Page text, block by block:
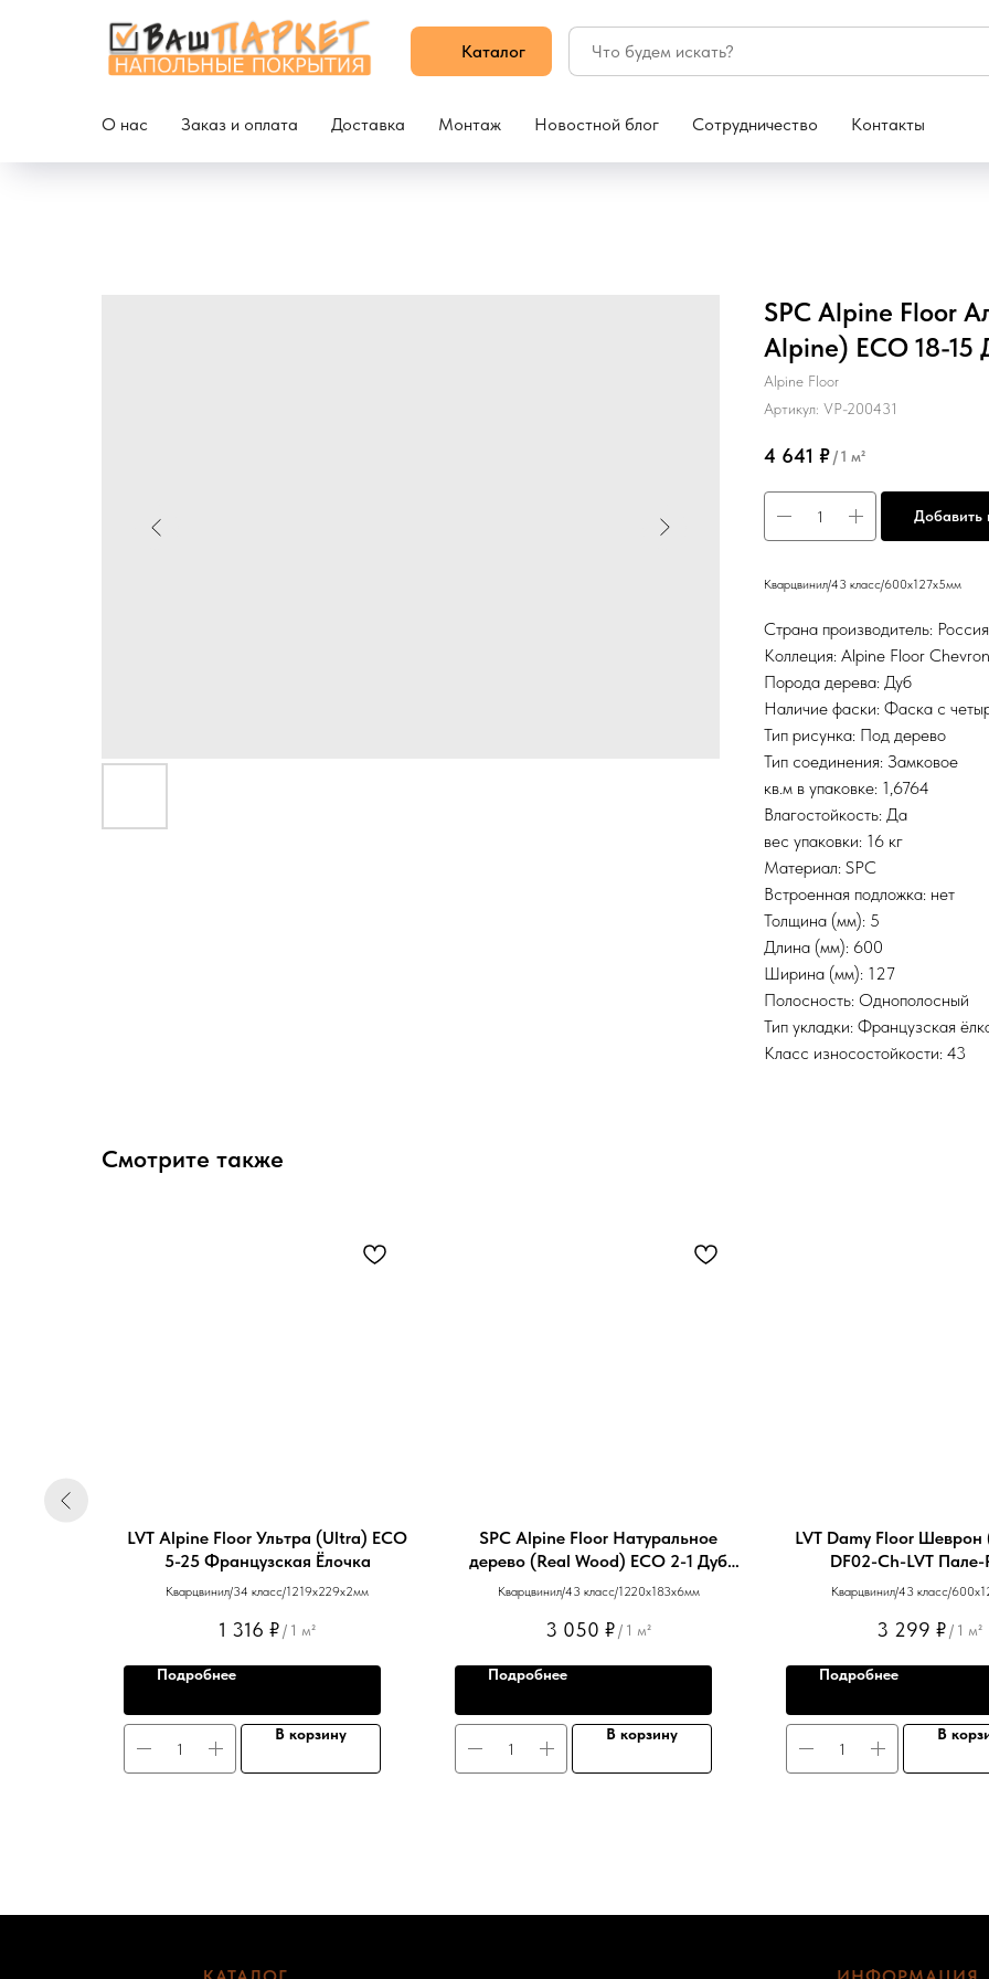
Каталог
О нас Заказ и оплата Доставка Монтаж Новостной блог Сотрудничество Контакты
SPC Alpine Floor
Alpine) ECO 18-15
Alpine Floor
Артикул: VP-200431
4 641 ₽/1 м²
Добавить
Кварцвинил/43 класс/600х127х5мм
Страна производитель:
Коллеция: Alpine Floor Chevron
Порода дерева: Дуб
Наличие фаски: Фаска с
Тип рисунка: Под дерево
Тип соединения: Замковое
кв.м в упаковке: 1,6764
Влагостойкость: Да
вес упаковки: 16 кг
Материал: SPC
Встроенная подложка: нет
Толщина (мм): 5
Длина (мм): 600
Ширина (мм): 127
Полосность: Однополосный
Тип укладки: Французская
Класс износостойкости: 43
Смотрите также
LVT Alpine Floor Ультра (Ultra) ЕСО
5-25 Французская Ёлочка
Кварцвинил/34 класс/1219х229х2мм
1 316 ₽/ 1 м²
Подробнее
В корзину
SPC Alpine Floor Натуральное
дерево (Real Wood) ЕСО 2-1 Дуб
Royal
Кварцвинил/43 класс/1220х183х6мм
3 050 ₽/ 1 м²
Подробнее
В корзину
LVT Damy Floor Шеврон
DF02-Ch-LVT Пале-
Кварцвинил/43 класс/
3 299 ₽/ 1 м²
Подробнее
В